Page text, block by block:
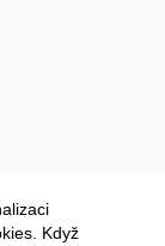
Když